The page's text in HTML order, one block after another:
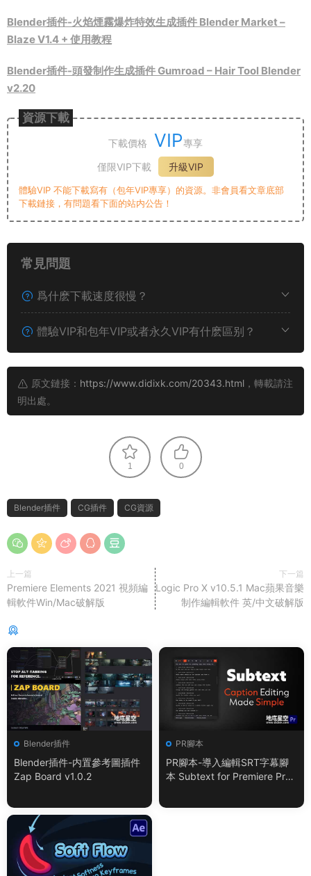
Blender插件-火焰煙霧爆炸特效生成插件 Blender Market –
Blaze V1.4 + 使用教程
Blender插件-頭發制作生成插件 Gumroad – Hair Tool Blender
v2.20
資源下載
下載價格 VIP專享
僅限VIP下載
升級VIP
體驗VIP 不能下載寫有（包年VIP專享）的資源。非會員看文章底部
下載鏈接，有問題看下面的站内公告！
常見問題
爲什麽下載速度很慢？
體驗VIP和包年VIP或者永久VIP有什麽區别？
原文鏈接： https://www.didixk.com/20343.html ，轉載請注
明出處。
1 0
Blender插件 CG插件 CG資源
上一篇
Premiere Elements 2021 視頻編
輯軟件Win/Mac破解版
下一篇
Logic Pro X v10.5.1 Mac蘋果音樂
制作編輯軟件 英/中文破解版
Blender插件
Blender插件-内置參考圖插件
Zap Board v1.0.2
PR腳本
PR腳本-導入編輯SRT字幕腳
本 Subtext for Premiere Pro